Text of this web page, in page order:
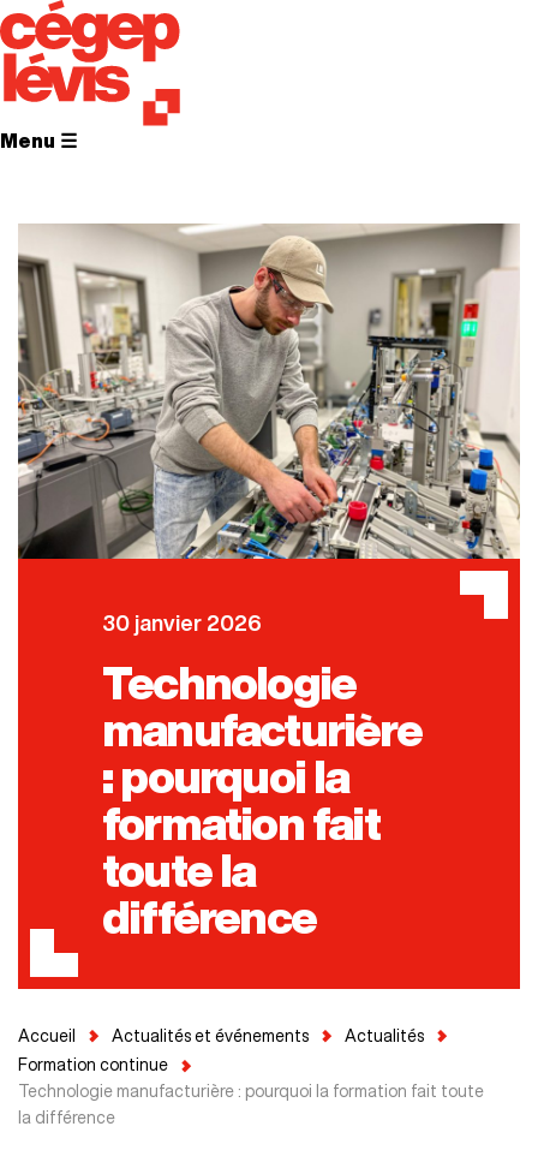
Menu ☰
30 janvier 2026
Technologie
manufacturière
: pourquoi la
formation fait
toute la
différence
Accueil Actualités et événements
Actualités
Formation continue
Technologie manufacturière : pourquoi la formation fait toute
la différence